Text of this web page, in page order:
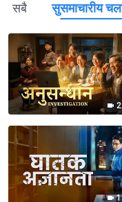
सबै सुसमाचारीय